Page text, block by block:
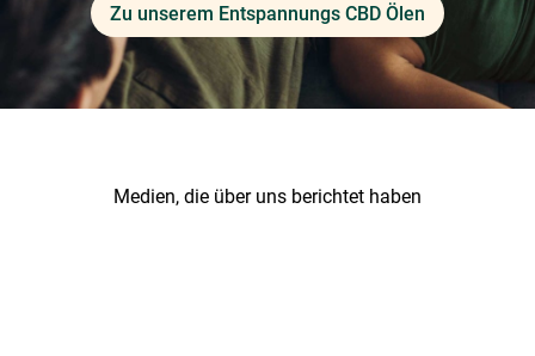
Zu unserem Entspannungs CBD Ölen
Medien, die über uns berichtet haben